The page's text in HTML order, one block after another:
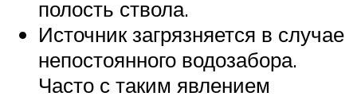
полость ствола.
Источник загрязняется в случае
непостоянного водозабора.
Часто с таким явлением